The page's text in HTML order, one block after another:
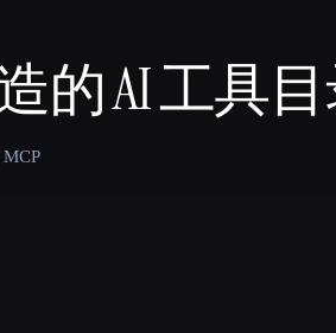
的 AI 工具目